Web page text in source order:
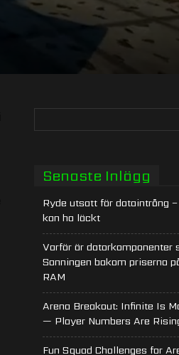
Senaste Inlägg
Ryde utsatt för dataintrång
kan ha läckt
Varför är datorkomponenter
Sanningen bakom priserna
RAM
Arena Breakout: Infinite Is
— Player Numbers Are
Fun Squad Challenges for